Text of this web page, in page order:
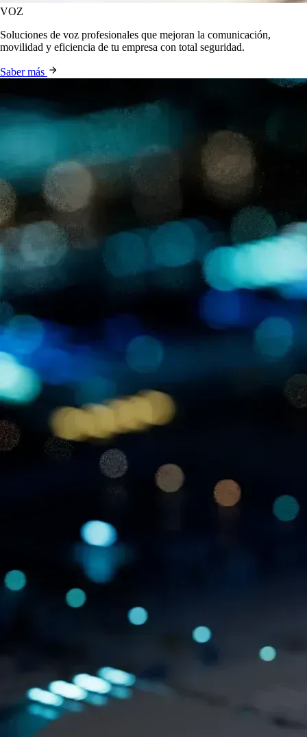
VOZ
Soluciones de voz profesionales que mejoran la comunicación,
movilidad y eficiencia de tu empresa con total seguridad.
Saber más